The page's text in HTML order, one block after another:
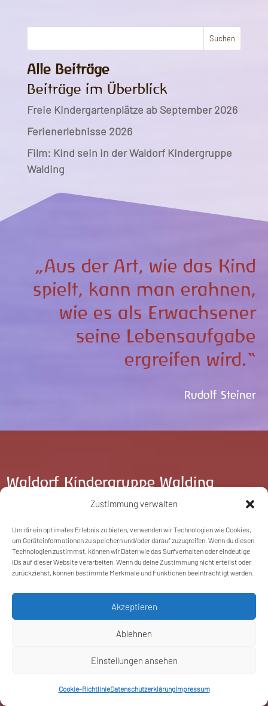
Zustimmung verwalten
Um dir ein optimales Erlebnis zu bieten, verwenden wir Technologien wie Cookies,
um Geräteinformationen zu speichern und/oder darauf zuzugreifen. Wenn du diesen
Technologien zustimmst, können wir Daten wie das Surfverhalten oder eindeutige
IDs auf dieser Website verarbeiten. Wenn du deine Zustimmung nicht erteilst oder
zurückziehst, können bestimmte Merkmale und Funktionen beeinträchtigt werden.
Akzeptieren
Ablehnen
Einstellungen ansehen
Cookie-RichtlinieDatenschutzerklärungImpressum
Suchen
Alle Beiträge
Beiträge im Überblick
Freie Kindergartenplätze ab September 2026
Ferienerlebnisse 2026
Film: Kind sein in der Waldorf Kindergruppe
Walding
„Aus der Art, wie das Kind
spielt, kann man erahnen,
wie es als Erwachsener
seine Lebensaufgabe
ergreifen wird.“
Rudolf Steiner
Waldorf Kindergruppe Walding
Urfahr Umgebung, Oberösterreich
Obfrau Mag. Christina Knollmayr
✆ 0664 426 15 27
✉ kindergruppe@waldorf-walding.at
© 2026 Waldorf Kindergruppe